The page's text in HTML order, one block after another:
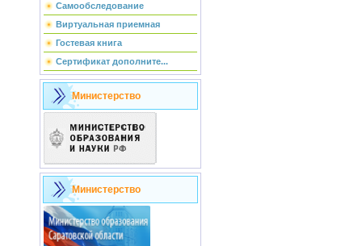
Самообследование
Виртуальная приемная
Гостевая книга
Сертификат дополните...
Министерство
Министерство